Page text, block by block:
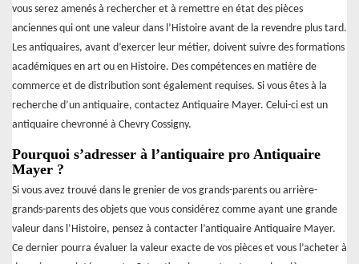
vous serez amenés à rechercher et à remettre en état des pièces
anciennes qui ont une valeur dans l’Histoire avant de la revendre plus tard.
Les antiquaires, avant d’exercer leur métier, doivent suivre des formations
académiques en art ou en Histoire. Des compétences en matière de
commerce et de distribution sont également requises. Si vous êtes à la
recherche d’un antiquaire, contactez Antiquaire Mayer. Celui-ci est un
antiquaire chevronné à Chevry Cossigny.
Pourquoi s’adresser à l’antiquaire pro Antiquaire
Mayer ?
Si vous avez trouvé dans le grenier de vos grands-parents ou arrière-
grands-parents des objets que vous considérez comme ayant une grande
valeur dans l’Histoire, pensez à contacter l’antiquaire Antiquaire Mayer.
Ce dernier pourra évaluer la valeur exacte de vos pièces et vous l’acheter à